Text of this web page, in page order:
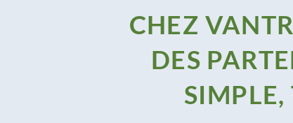
CHEZ
DES
SIMPLE,